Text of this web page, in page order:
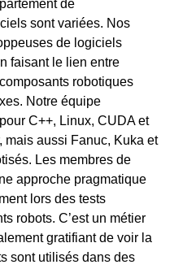
de
sont variées. Nos
de logiciels
faisant le lien entre
robotiques
Notre équipe
C++, Linux, CUDA et
mais aussi Fanuc, Kuka et
Les membres de
approche pragmatique
lors des tests
robots. C’est un métier
gratifiant de voir la
sont utilisés dans des